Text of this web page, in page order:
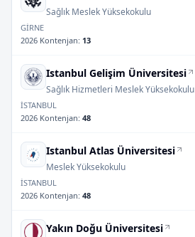
Sağlık Meslek Yüksekokulu
GİRNE
2026 Kontenjan: 13
Istanbul Gelişim Üniversitesi
Sağlık Hizmetleri Meslek Yüksekokulu
İSTANBUL
2026 Kontenjan: 48
Istanbul Atlas Üniversitesi
Meslek Yüksekokulu
İSTANBUL
2026 Kontenjan: 48
Yakın Doğu Üniversitesi